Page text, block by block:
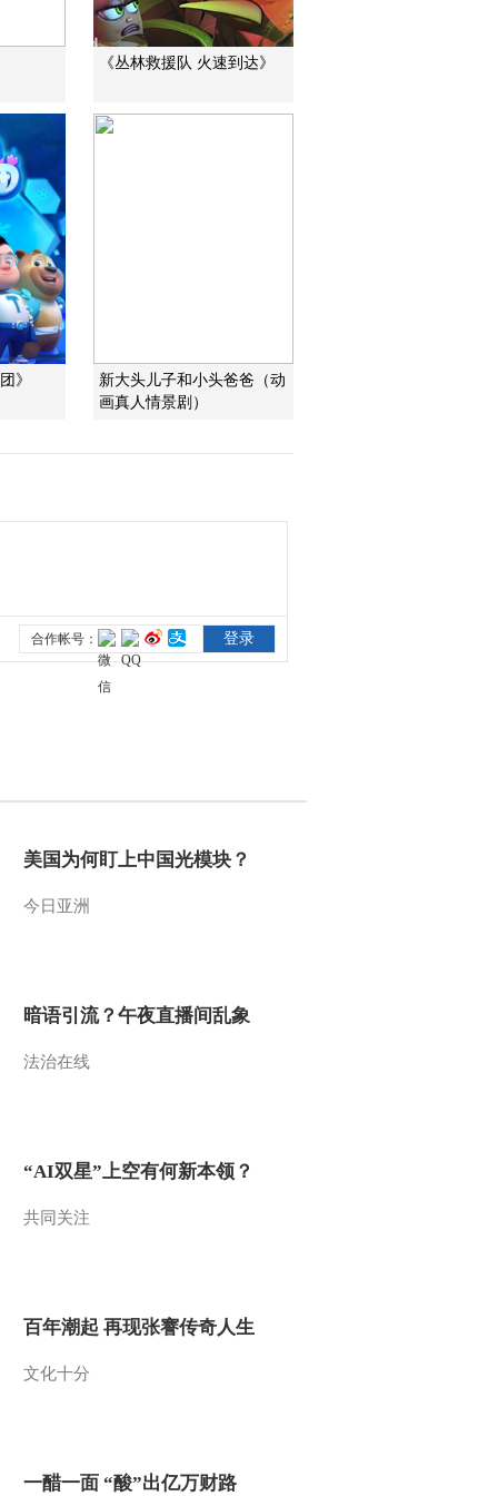
《丛林救援队 火速到达》
》
新大头儿子和小头爸爸（动
画真人情景剧）
美国为何盯上中国光模块？
今日亚洲
暗语引流？午夜直播间乱象
法治在线
“AI双星”上空有何新本领？
共同关注
百年潮起 再现张謇传奇人生
文化十分
一醋一面 “酸”出亿万财路